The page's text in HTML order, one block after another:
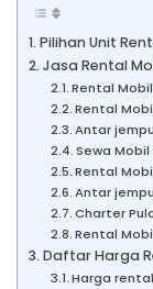
Pilihan Unit
Jasa Rental
Rental
Rental
Antar
Sewa
Rental
Antar
Charter
Rental
Daftar Harga
Harga